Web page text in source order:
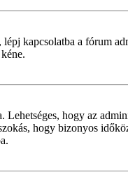
kapcsolatba a fórum
hogy az
hogy bizonyos